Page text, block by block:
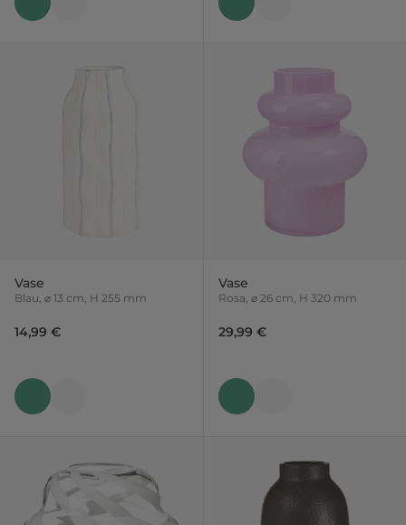
Vase
Blau, ⌀ 13 cm, H 255 mm
14,99 €
Vase
Rosa, ⌀ 26 cm, H 320 mm
29,99 €